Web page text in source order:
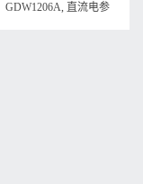
GDW1206A, 直流电参